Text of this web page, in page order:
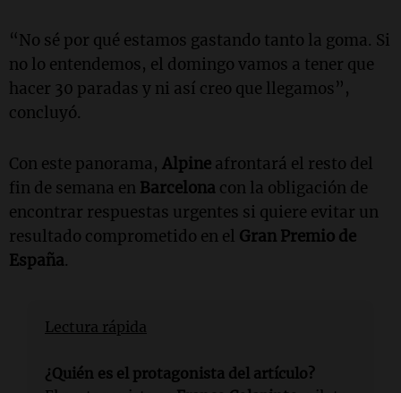
“No sé por qué estamos gastando tanto la goma. Si
no lo entendemos, el domingo vamos a tener que
hacer 30 paradas y ni así creo que llegamos”,
concluyó.
Con este panorama, Alpine afrontará el resto del
fin de semana en Barcelona con la obligación de
encontrar respuestas urgentes si quiere evitar un
resultado comprometido en el Gran Premio de
España.
Lectura rápida
¿Quién es el protagonista del artículo?